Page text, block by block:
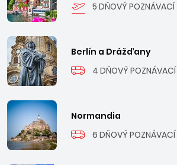
5 DŇOVÝ POZNÁVACÍ
Berlín a Drážďany
4 DŇOVÝ
Normandia
6 DŇOVÝ